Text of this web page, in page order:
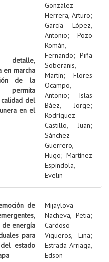
en marcha
de la
permita
del
en el
González
Herrera, Arturo;
García López,
Antonio; Pozo
Román,
Fernando; Piña
Soberanis,
Martín; Flores
Ocampo,
Antonio; Islas
Báez, Jorge;
Rodríguez
Castillo, Juan;
Sánchez
Guerrero,
Hugo; Martínez
Espíndola,
Evelin
de
de energía
para
del estado
Mijaylova
Nacheva, Petia;
Cardoso
Vigueros, Lina;
Estrada Arriaga,
Edson